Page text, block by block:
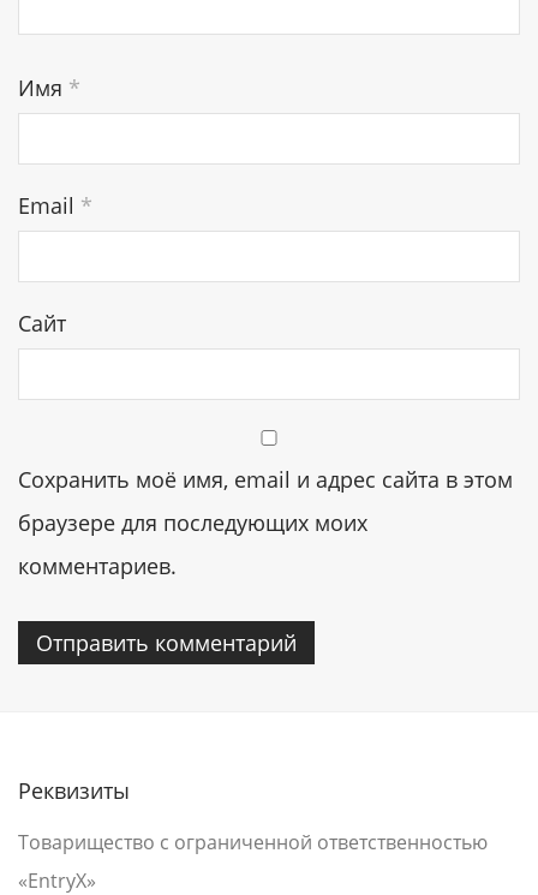
Имя *
Email *
Сайт
Сохранить моё имя, email и адрес сайта в этом
браузере для последующих моих
комментариев.
Реквизиты
Товарищество с ограниченной ответственностью
«EntryX»